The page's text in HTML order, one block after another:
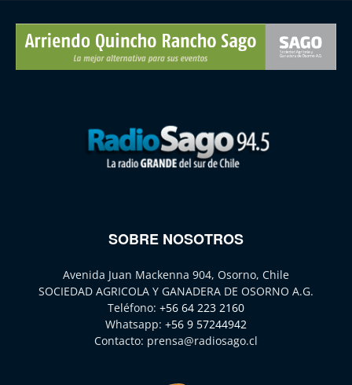
SOBRE NOSOTROS
Avenida Juan Mackenna 904, Osorno, Chile
SOCIEDAD AGRICOLA Y GANADERA DE OSORNO A.G.
Teléfono: +56 64 223 2160
Whatsapp: +56 9 57244942
Contacto: prensa@radiosago.cl